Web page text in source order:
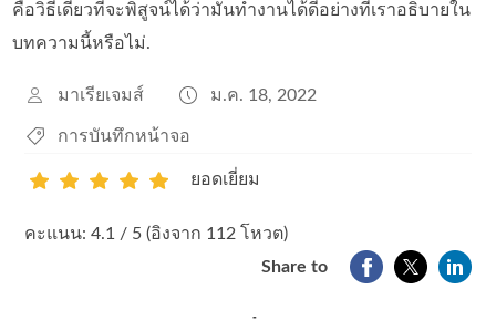
คือวิธีเดียวที่จะพิสูจน์ได้ว่ามันทำงานได้ดีอย่างที่เราอธิบายใน
บทความนี้หรือไม่.
มาเรียเจมส์ ม.ค. 18, 2022
การบันทึกหน้าจอ
ยอดเยี่ยม
คะแนน: 4.1 / 5 (อิงจาก 112 โหวต)
Share to